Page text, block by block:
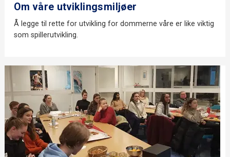
Om våre utviklingsmiljøer
Å legge til rette for utvikling for dommerne våre er like viktig
som spillerutvikling.